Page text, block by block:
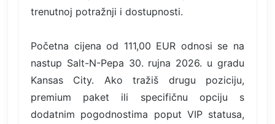
trenutnoj potražnji i dostupnosti.
Početna cijena od 111,00 EUR odnosi se na
nastup Salt-N-Pepa 30. rujna 2026. u gradu
Kansas City. Ako tražiš drugu poziciju,
premium paket ili specifičnu opciju s
dodatnim pogodnostima poput VIP statusa,